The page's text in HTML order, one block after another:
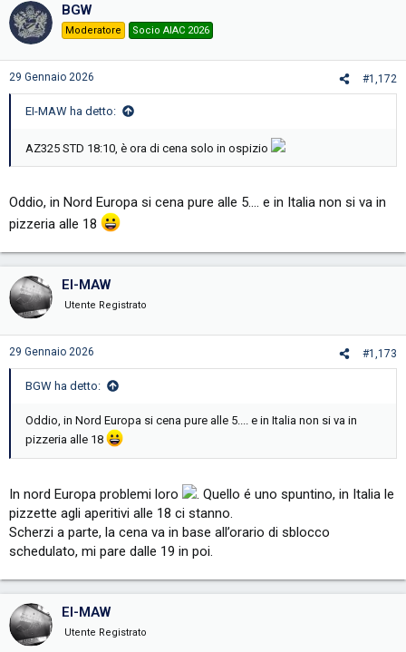
t
i
n
s
BGW
Moderatore Socio AIAC 2026
29 Gennaio 2026 #1,172
EI-MAW ha detto:
AZ325 STD 18:10, è ora di cena solo in ospizio
Oddio, in Nord Europa si cena pure alle 5.... e in Italia non si va in
pizzeria alle 18
EI-MAW
Utente Registrato
29 Gennaio 2026 #1,173
BGW ha detto:
Oddio, in Nord Europa si cena pure alle 5.... e in Italia non si va in
pizzeria alle 18
In nord Europa problemi loro
. Quello é uno spuntino, in Italia le
pizzette agli aperitivi alle 18 ci stanno.
Scherzi a parte, la cena va in base all’orario di sblocco
schedulato, mi pare dalle 19 in poi.
EI-MAW
Utente Registrato